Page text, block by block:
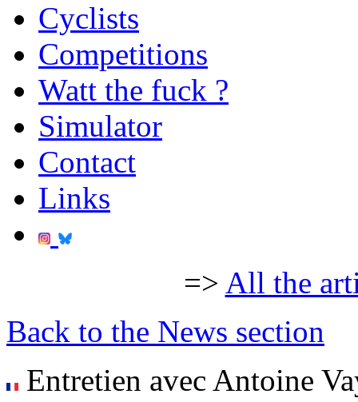
Cyclists
Competitions
Watt the fuck ?
Simulator
Contact
Links
=> All the
Back to the News section
Entretien avec Antoine